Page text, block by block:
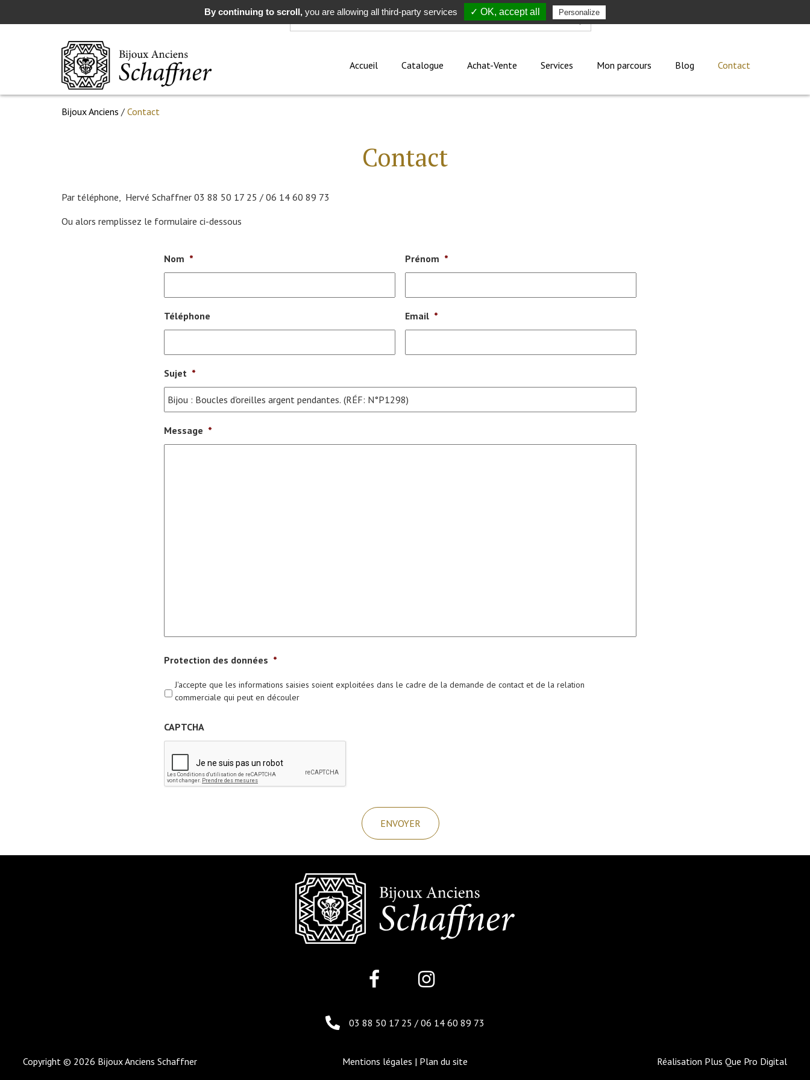
Rechercher
Accueil Catalogue Achat-Vente Services Mon parcours Blog Contact
Bijoux Anciens / Contact
Contact
Par téléphone, Hervé Schaffner 03 88 50 17 25 / 06 14 60 89 73
Ou alors remplissez le formulaire ci-dessous
Nom * Prénom *
Téléphone Email *
Sujet *
Message *
Protection des données *
J'accepte que les informations saisies soient exploitées dans le cadre de la demande de contact et de la relation
commerciale qui peut en découler
CAPTCHA
03 88 50 17 25 / 06 14 60 89 73
Copyright © 2026 Bijoux Anciens Schaffner Mentions légales | Plan du site Réalisation Plus Que Pro Digital
By continuing to scroll,you are allowing all third-party services ✓ OK, accept all Personalize